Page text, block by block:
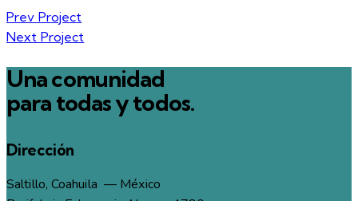
Prev Project
Next Project
Una comunidad
para todas y todos.
Dirección
Saltillo, Coahuila — México